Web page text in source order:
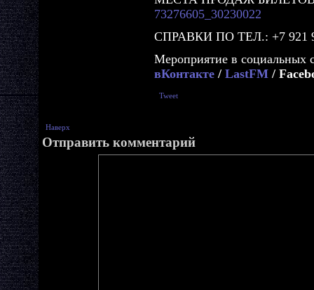
73276605_30230022
СПРАВКИ ПО ТЕЛ.: +7 921
Мероприятие в социальных
вКонтакте / LastFM /
Tweet
Наверх
Отправить комментарий